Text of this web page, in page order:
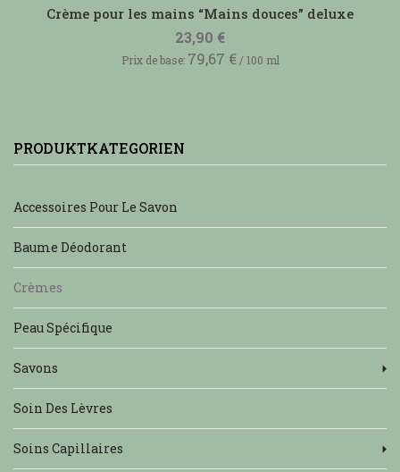
5.00
sur 5
Crème pour les mains “Mains douces” deluxe
23,90 €
Prix de base: 79,67 €/100 ml
PRODUKTKATEGORIEN
Accessoires Pour Le Savon
Baume Déodorant
Crèmes
Peau Spécifique
Savons
Soin Des Lèvres
Soins Capillaires